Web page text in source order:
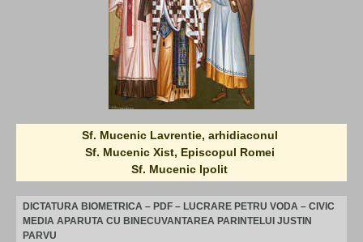
Sf. Mucenic Lavrentie, arhidiaconul
Sf. Mucenic Xist, Episcopul Romei
Sf. Mucenic Ipolit
DICTATURA BIOMETRICA – PDF – LUCRARE PETRU VODA – CIVIC
MEDIA APARUTA CU BINECUVANTAREA PARINTELUI JUSTIN
PARVU